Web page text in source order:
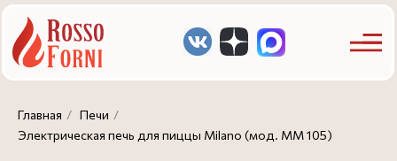
Главная / Печи /
Электрическая печь для пиццы Milano (мод. MM 105)